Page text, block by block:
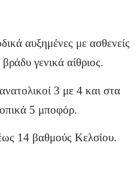
αυξημένες με ασθενείς
γενικά αίθριος.
3 με 4 και στα
5 μποφόρ.
14 βαθμούς Κελσίου.